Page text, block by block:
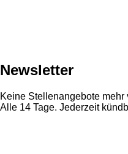
Newsletter
Keine Stellenangebote
Alle 14 Tage. Jederzeit